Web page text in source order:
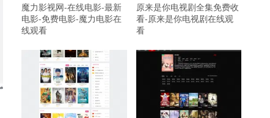
魔力影视网-在线电影-最新
电影-免费电影-魔力电影在
线观看
原来是你电视剧全集免费收
看-原来是你电视剧在线观
看